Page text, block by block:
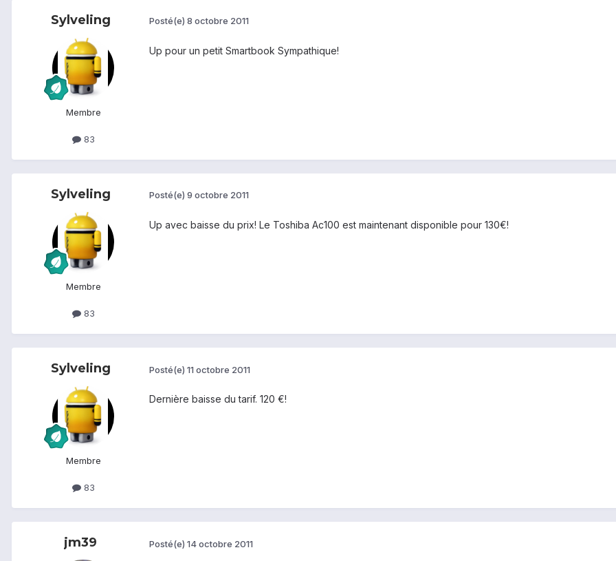
Sylveling
Membre
83
Posté(e) 8 octobre 2011
Up pour un petit Smartbook Sympathique!
Sylveling
Membre
83
Posté(e) 9 octobre 2011
Up avec baisse du prix! Le Toshiba Ac100 est maintenant disponible pour 130€!
Sylveling
Membre
83
Posté(e) 11 octobre 2011
Dernière baisse du tarif. 120 €!
jm39 Posté(e) 14 octobre 2011